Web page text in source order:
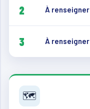
2 À renseigner
3 À renseigner
🗺️